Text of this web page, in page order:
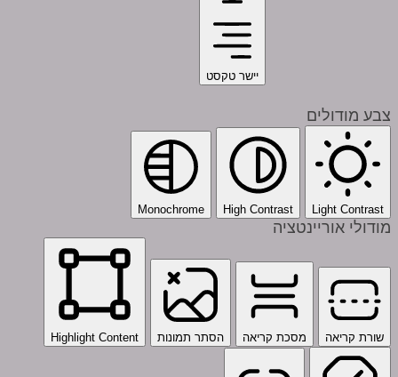
יישר טקסט
צבע מודולים
Light Contrast
High Contrast
Monochrome
מודולי אוריינטציה
שורת קריאה מסכת קריאה הסתר תמונות Highlight Content